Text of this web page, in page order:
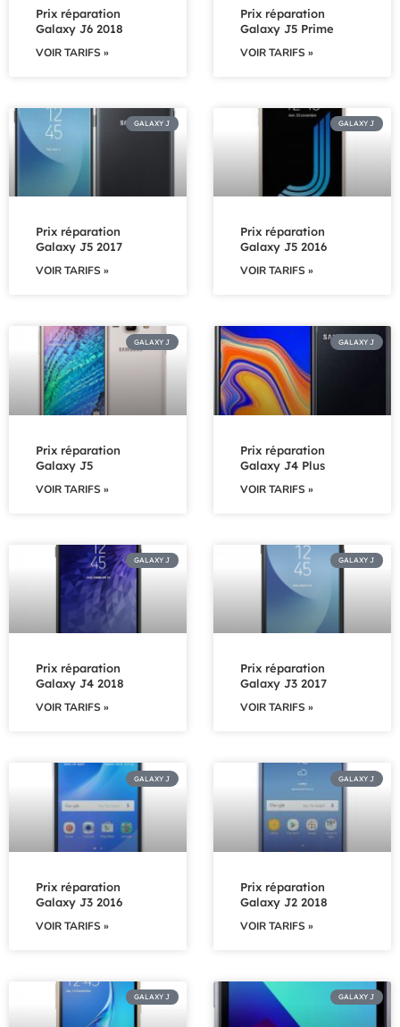
Prix réparation
Galaxy J6 2018
VOIR TARIFS »
Prix réparation
Galaxy J5 Prime
VOIR TARIFS »
GALAXY J
Prix réparation
Galaxy J5 2017
VOIR TARIFS »
GALAXY J
Prix réparation
Galaxy J5 2016
VOIR TARIFS »
GALAXY J
Prix réparation
Galaxy J5
VOIR TARIFS »
GALAXY J
Prix réparation
Galaxy J4 Plus
VOIR TARIFS »
GALAXY J
Prix réparation
Galaxy J4 2018
VOIR TARIFS »
GALAXY J
Prix réparation
Galaxy J3 2017
VOIR TARIFS »
GALAXY J
Prix réparation
Galaxy J3 2016
VOIR TARIFS »
GALAXY J
Prix réparation
Galaxy J2 2018
VOIR TARIFS »
GALAXY J GALAXY J